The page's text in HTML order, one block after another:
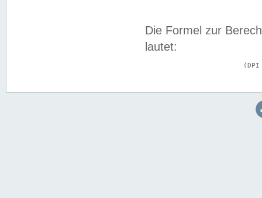
Die Formel zur
lautet: